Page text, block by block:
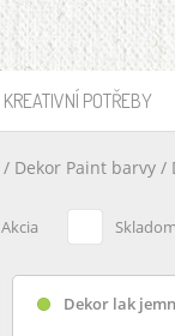
KREATIVNÍ POTŘEBY
/ Dekor Paint barvy /
Akcia
Dekor lak